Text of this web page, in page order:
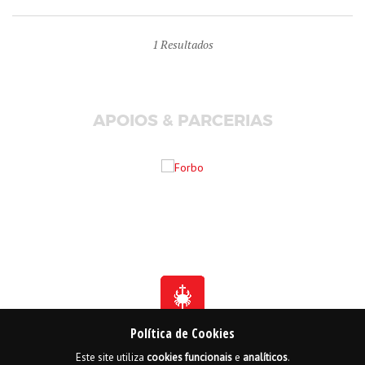
Política de Cookies
Este site utiliza cookiesfuncionaise analíticos.
1 Resultados
APOIOS & PARCERIAS
Fundada em 1941